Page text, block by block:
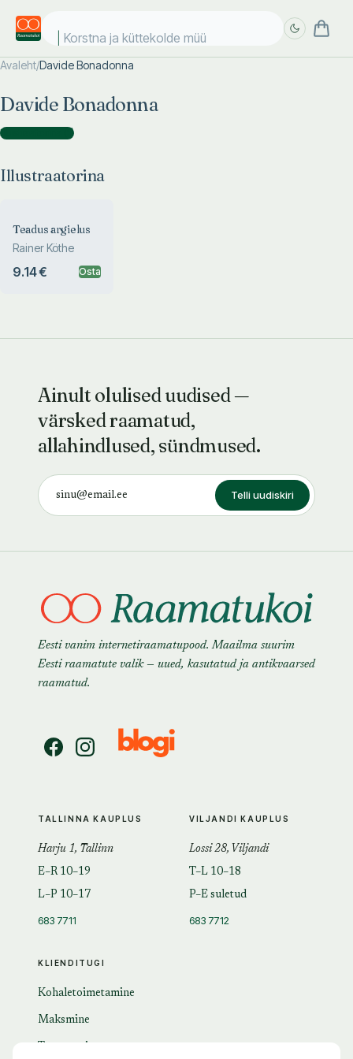
Korstna ja küttekolde müür
Avaleht/Davide Bonadonna
Davide Bonadonna
Illustraatorina )
Illustraatorina
Teadus argielus
Rainer Köthe
9.14 € Osta
Ainult olulised uudised —
värsked raamatud,
allahindlused, sündmused.
Telli uudiskiri
Eesti vanim internetiraamatupood. Maailma suurim
Eesti raamatute valik — uued, kasutatud ja antikvaarsed
raamatud.
KLIENDITUGI
Kohaletoimetamine
Maksmine
TALLINNA KAUPLUS
Harju 1, Tallinn
E–R 10–19
L–P 10–17
683 7711
VILJANDI KAUPLUS
Lossi 28, Viljandi
T–L 10–18
P–E suletud
683 7712